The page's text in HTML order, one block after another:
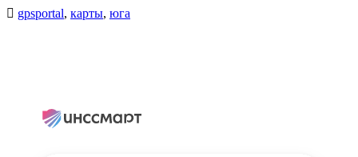
gpsportal, карты, юга